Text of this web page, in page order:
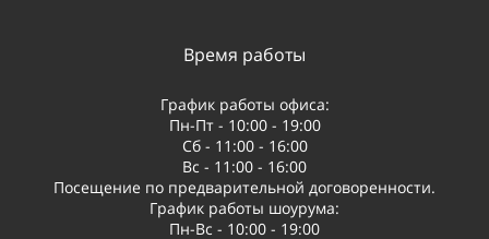
Время работы
График работы офиса:
Пн-Пт - 10:00 - 19:00
Сб - 11:00 - 16:00
Вс - 11:00 - 16:00
Посещение по предварительной договоренности.
График работы шоурума:
Пн-Вс - 10:00 - 19:00